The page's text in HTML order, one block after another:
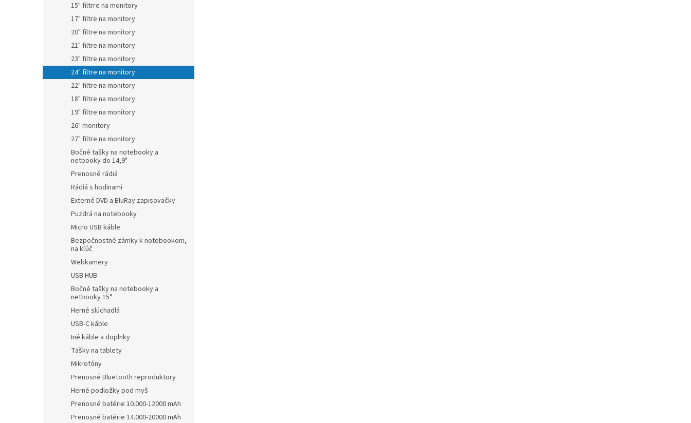
15" filtrre na monitory
17" filtre na monitory
20" filtre na monitory
21" filtre na monitory
23" filtre na monitory
24" filtre na monitory
22" filtre na monitory
18" filtre na monitory
19" filtre na monitory
26" monitory
27" filtre na monitory
Bočné tašky na notebooky a
netbooky do 14,9"
Prenosné rádiá
Rádiá s hodinami
Externé DVD a BluRay zapisovačky
Puzdrá na notebooky
Micro USB káble
Bezpečnostné zámky k notebookom,
na kľúč
Webkamery
USB HUB
Bočné tašky na notebooky a
netbooky 15"
Herné slúchadlá
USB-C káble
Iné káble a doplnky
Tašky na tablety
Mikrofóny
Prenosné Bluetooth reproduktory
Herné podložky pod myš
Prenosné batérie 10.000-12000 mAh
Prenosné batérie 14.000-20000 mAh